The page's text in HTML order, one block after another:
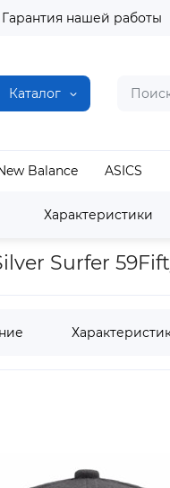
Гарантия нашей работы
Каталог
Balance ASICS
Характеристики
Kith
Surfer